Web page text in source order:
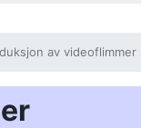
av videoflimmer